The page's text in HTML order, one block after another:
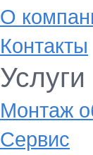
О
Контакты
Услуги
Монтаж
Сервис